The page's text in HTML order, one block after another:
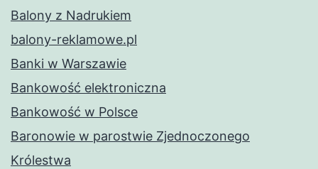
Balony z Nadrukiem
balony-reklamowe.pl
Banki w Warszawie
Bankowość elektroniczna
Bankowość w Polsce
Baronowie w parostwie Zjednoczonego
Królestwa